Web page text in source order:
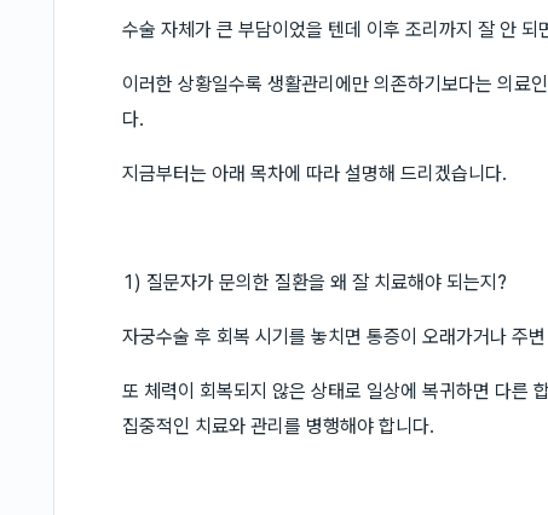
수술 자체가 큰 부담이었을 텐데 이후 조리까지 잘 안
이러한 상황일수록 생활관리에만 의존하기보다는 의료
다.
지금부터는 아래 목차에 따라 설명해 드리겠습니다.
1) 질문자가 문의한 질환을 왜 잘 치료해야 되는지?
자궁수술 후 회복 시기를 놓치면 통증이 오래가거나 주
또 체력이 회복되지 않은 상태로 일상에 복귀하면 다른
집중적인 치료와 관리를 병행해야 합니다.